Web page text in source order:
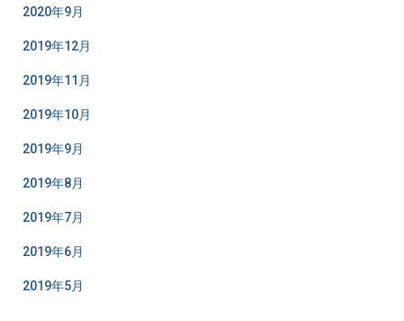
2020年9月
2019年12月
2019年11月
2019年10月
2019年9月
2019年8月
2019年7月
2019年6月
2019年5月